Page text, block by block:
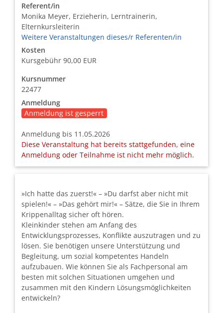
Referent/in
Monika Meyer, Erzieherin, Lerntrainerin,
Elternkursleiterin
Weitere Veranstaltungen dieses/r Referenten/in
Kosten
Kursgebühr 90,00 EUR
Kursnummer
22477
Anmeldung
Anmeldung ist gesperrt
Anmeldung bis 11.05.2026
Diese Veranstaltung hat bereits stattgefunden, eine
Anmeldung oder Teilnahme ist nicht mehr möglich.
»Ich hatte das zuerst!« – »Du darfst aber nicht mit
spielen!« – »Das gehört mir!« – Sätze, die Sie in Ihrem
Krippenalltag sicher oft hören.
Kleinkinder stehen am Anfang des
Entwicklungsprozesses, Konflikte auszutragen und zu
lösen. Sie benötigen unsere Unterstützung und
Begleitung, um sozial kompetentes Handeln
aufzubauen. Wie können Sie als Fachpersonal am
besten mit solchen Situationen umgehen und
zusammen mit den Kindern Lösungsmöglichkeiten
entwickeln?